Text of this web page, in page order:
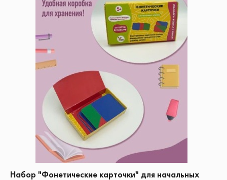
Набор "Фонетические карточки" для начальных